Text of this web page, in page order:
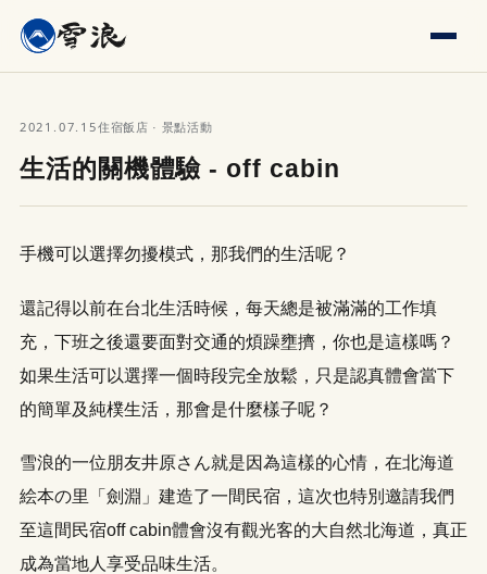
2021.07.15住宿飯店 · 景點活動
生活的關機體驗 - off cabin
手機可以選擇勿擾模式，那我們的生活呢？
還記得以前在台北生活時候，每天總是被滿滿的工作填
充，下班之後還要面對交通的煩躁壅擠，你也是這樣嗎？
如果生活可以選擇一個時段完全放鬆，只是認真體會當下
的簡單及純樸生活，那會是什麼樣子呢？
雪浪的一位朋友井原さん就是因為這樣的心情，在北海道
絵本の里「劍淵」建造了一間民宿，這次也特別邀請我們
至這間民宿off cabin體會沒有觀光客的大自然北海道，真正
成為當地人享受品味生活。